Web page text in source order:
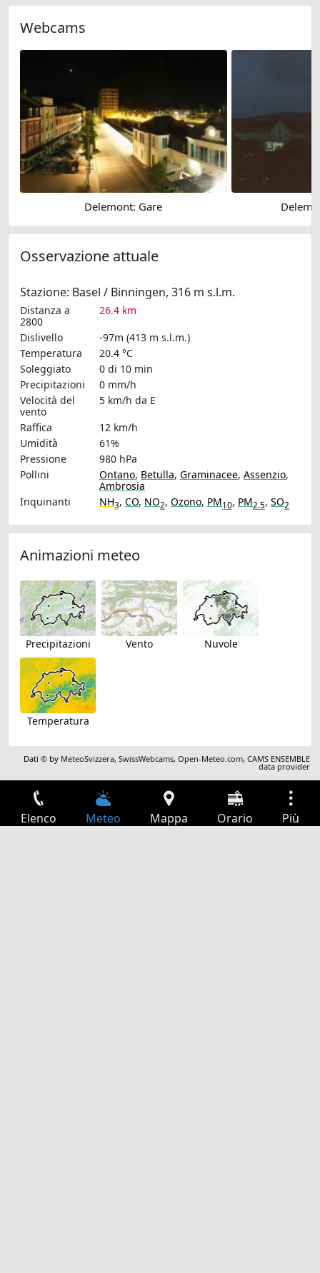
Webcams
Delemont: Gare
Osservazione attuale
Stazione: Basel / Binningen, 316 m s.l.m.
Distanza a
2800
26.4 km
Dislivello
-97m (413 m s.l.m.)
Temperatura
20.4 °C
Soleggiato
0 di 10 min
Precipitazioni
0 mm/h
Velocità del
vento
5 km/h da E
Raffica
12 km/h
Umidità
61%
Pressione
980 hPa
Pollini
Ontano, Betulla, Graminacee, Assenzio,
Ambrosia
Inquinanti
NH3, CO, NO2, Ozono, PM10, PM2.5, SO2
Animazioni meteo
Precipitazioni Vento Nuvole
Temperatura
Dati © by MeteoSvizzera,SwissWebcams,Open-Meteo.com,CAMS ENSEMBLE
data provider
Elenco Meteo Mappa Orario Più